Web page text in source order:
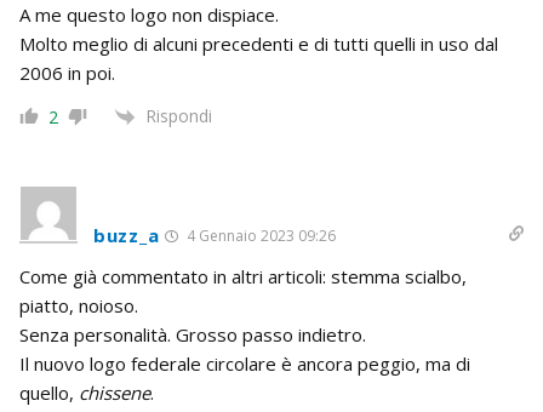
A me questo logo non dispiace.
Molto meglio di alcuni precedenti e di tutti quelli in uso dal
2006 in poi.
2 Rispondi
buzz_a 4 Gennaio 2023 09:26
Come già commentato in altri articoli: stemma scialbo,
piatto, noioso.
Senza personalità. Grosso passo indietro.
Il nuovo logo federale circolare è ancora peggio, ma di
quello, chissene.